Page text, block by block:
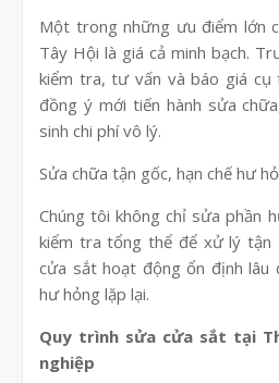
Một trong những ưu điểm lớn
Tây Hội là giá cả minh bạch.
kiểm tra, tư vấn và báo giá cụ
đồng ý mới tiến hành sửa
sinh chi phí vô lý.
Sửa chữa tận gốc, hạn chế hư
Chúng tôi không chỉ sửa phần
kiểm tra tổng thể để xử lý tận
cửa sắt hoạt động ổn định lâu
hư hỏng lặp lại.
Quy trình sửa cửa sắt tại
nghiệp